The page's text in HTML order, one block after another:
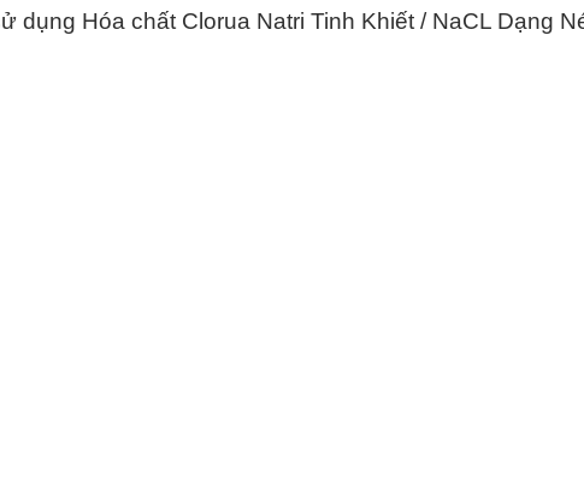
dụng Hóa chất Clorua Natri Tinh Khiết / NaCL Dạng